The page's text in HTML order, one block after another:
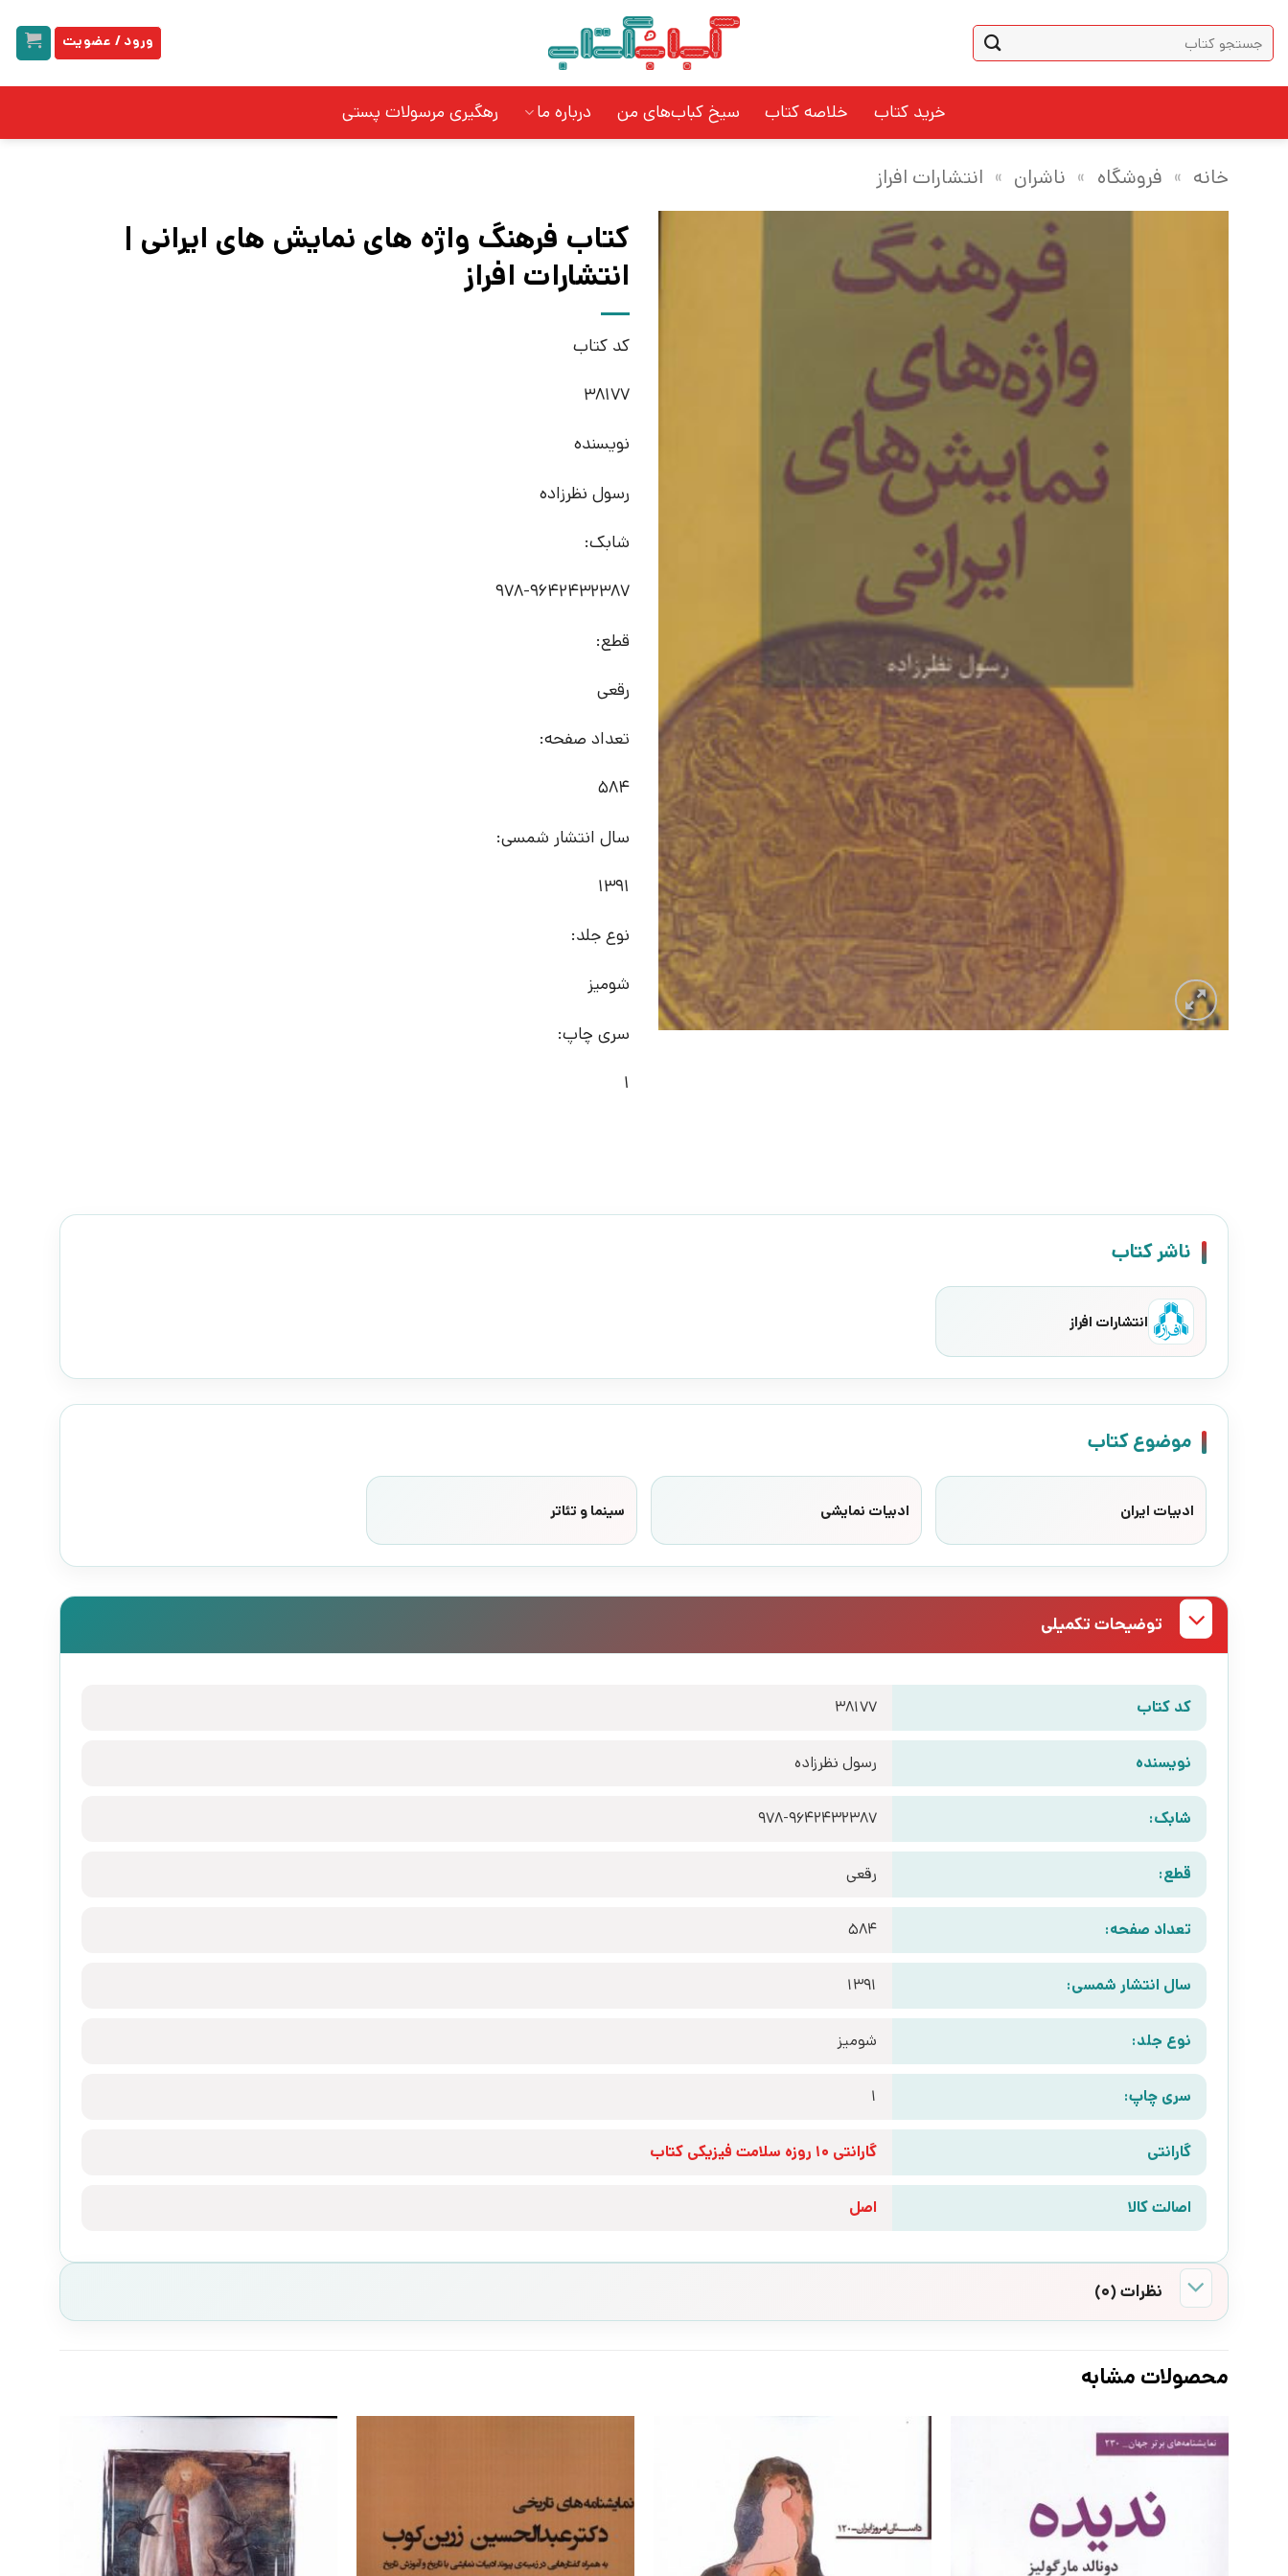
content
جستجو
برای:
ورود / عضویت
خرید کتاب خلاصه کتاب سیخ کباب‌های من درباره ما رهگیری مرسولات پستی
خانه » فروشگاه » ناشران » انتشارات افراز
کتاب فرهنگ واژه های نمایش های ایرانی |
انتشارات افراز
کد کتاب
38177
نویسنده
رسول نظرزاده
شابک:
978-9642432387
قطع:
رقعی
تعداد صفحه:
584
سال انتشار شمسی:
1391
نوع جلد:
شومیز
سری چاپ:
1
ناشر کتاب
انتشارات افراز
موضوع کتاب
ادبیات ایران ادبیات نمایشی سینما و تئاتر
توضیحات تکمیلی
کد کتاب 38177
نویسنده رسول نظرزاده
شابک: 978-9642432387
قطع: رقعی
تعداد صفحه: 584
سال انتشار شمسی: 1391
نوع جلد: شومیز
سری چاپ: 1
گارانتی گارانتی 10 روزه سلامت فیزیکی کتاب
اصالت کالا اصل
نظرات (0)
محصولات مشابه